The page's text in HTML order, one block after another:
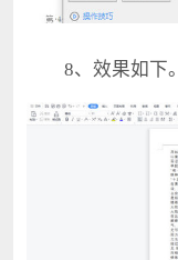
8、效果如下。